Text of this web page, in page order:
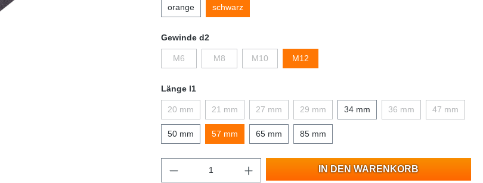
orange schwarz
Gewinde d2
M6 M8 M10 M12
Länge l1
20 mm 21 mm 27 mm 29 mm 34 mm 36 mm 47 mm
50 mm 57 mm 65 mm 85 mm
IN DEN WARENKORB